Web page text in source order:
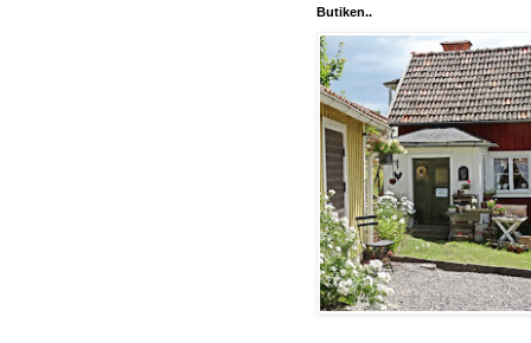
Butiken..